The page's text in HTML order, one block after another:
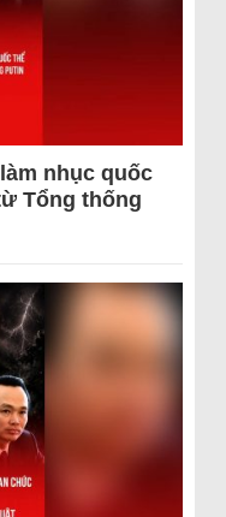
nhục quốc
Tổng thống